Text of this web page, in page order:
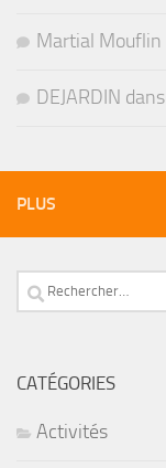
Martial Mouflin
DEJARDIN dans
PLUS
Rechercher :
CATÉGORIES
Activités